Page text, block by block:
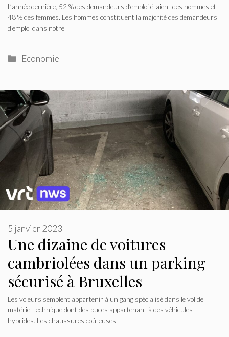
L’année dernière, 52 % des demandeurs d’emploi étaient des hommes et
48 % des femmes. Les hommes constituent la majorité des demandeurs
d’emploi dans notre
Catégories
Economie
Une dizaine de voitures
cambriolées dans un parking
sécurisé à Bruxelles
5 janvier 2023
Les voleurs semblent appartenir à un gang spécialisé dans le vol de
matériel technique dont des puces appartenant à des véhicules
hybrides. Les chaussures coûteuses